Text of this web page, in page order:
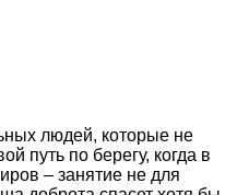
людей, которые не
путь по берегу, когда в
– занятие не для